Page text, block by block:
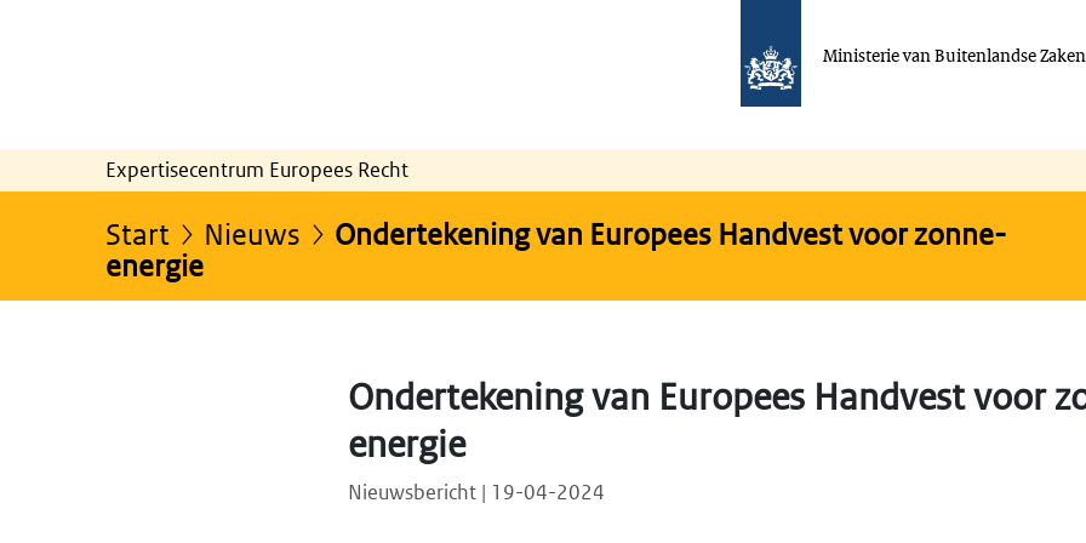
Ministerie van Buitenlandse Zaken
Expertisecentrum Europees Recht
Start Nieuws
Ondertekening van Europees Handvest voor zonne-
energie
Ondertekening van Europees Handvest voor
energie
Nieuwsbericht | 19-04-2024